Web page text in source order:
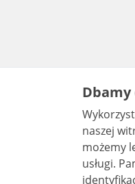
naszej
możemy
usługi. Pamiętaj, że informacje przechowywane w plikach cookie mogą pozwalać na